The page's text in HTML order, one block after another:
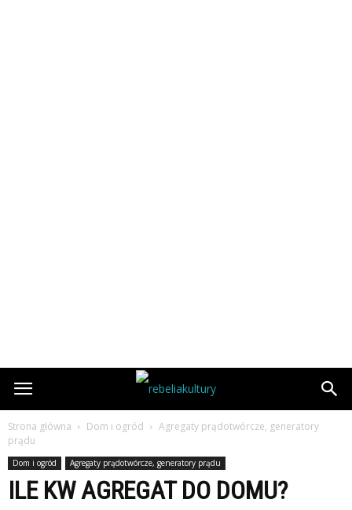
Strona główna Dom i ogród
Agregaty prądotwórcze, generatory
prądu
Dom i ogród Agregaty prądotwórcze, generatory prądu
ILE KW AGREGAT DO DOMU?